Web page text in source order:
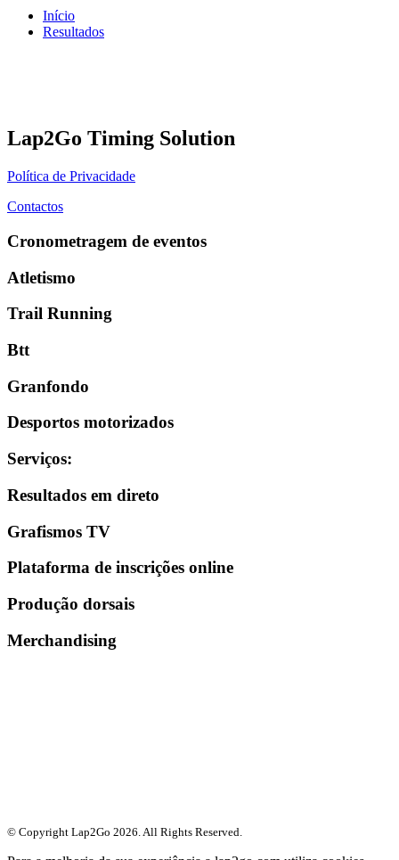
Início
Resultados
Lap2Go Timing Solution
Política de Privacidade
Contactos
Cronometragem de eventos
Atletismo
Trail Running
Btt
Granfondo
Desportos motorizados
Serviços:
Resultados em direto
Grafismos TV
Plataforma de inscrições online
Produção dorsais
Merchandising
© Copyright Lap2Go 2026. All Rights Reserved.